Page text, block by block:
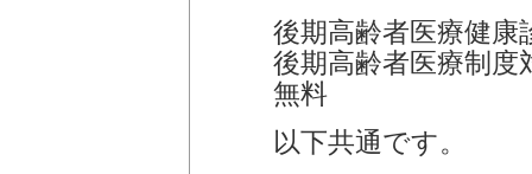
後期高齢者医療健康
後期高齢者医療制度
無料
以下共通です。